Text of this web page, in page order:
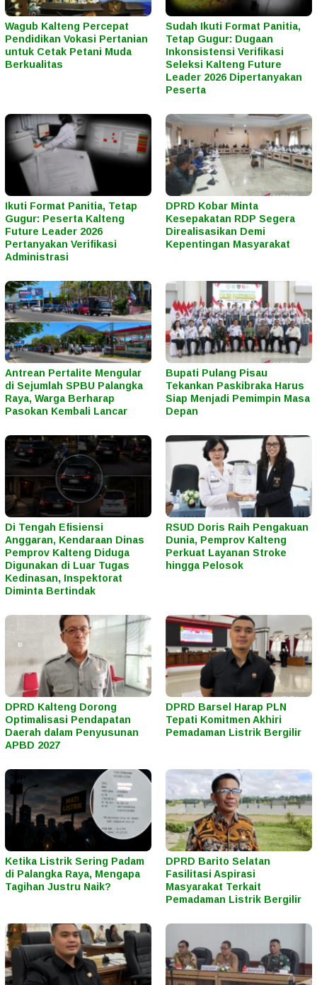
Wagub Kalteng Percepat
Pendidikan Vokasi Pertanian
untuk Cetak Petani Muda
Berkualitas
Sudah Ikuti Format Panitia,
Tetap Gugur: Dugaan
Inkonsistensi Verifikasi
Seleksi Kalteng Future
Leader 2026 Dipertanyakan
Peserta
Ikuti Format Panitia, Tetap
Gugur: Peserta Kalteng
Future Leader 2026
Pertanyakan Verifikasi
Administrasi
DPRD Kobar Minta
Kesepakatan RDP Segera
Direalisasikan Demi
Kepentingan Masyarakat
Antrean Pertalite Mengular
di Sejumlah SPBU Palangka
Raya, Warga Berharap
Pasokan Kembali Lancar
Bupati Pulang Pisau
Tekankan Paskibraka Harus
Siap Menjadi Pemimpin Masa
Depan
Di Tengah Efisiensi
Anggaran, Kendaraan Dinas
Pemprov Kalteng Diduga
Digunakan di Luar Tugas
Kedinasan, Inspektorat
Diminta Bertindak
RSUD Doris Raih Pengakuan
Dunia, Pemprov Kalteng
Perkuat Layanan Stroke
hingga Pelosok
DPRD Kalteng Dorong
Optimalisasi Pendapatan
Daerah dalam Penyusunan
APBD 2027
DPRD Barsel Harap PLN
Tepati Komitmen Akhiri
Pemadaman Listrik Bergilir
Ketika Listrik Sering Padam
di Palangka Raya, Mengapa
Tagihan Justru Naik?
DPRD Barito Selatan
Fasilitasi Aspirasi
Masyarakat Terkait
Pemadaman Listrik Bergilir